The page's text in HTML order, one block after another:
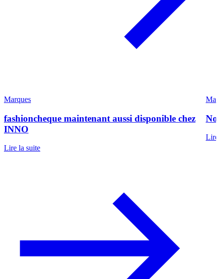
Marques
fashioncheque maintenant aussi disponible chez
INNO
Lire la suite
Lire